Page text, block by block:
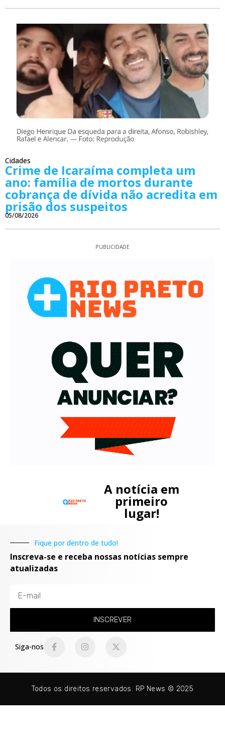
Cidades
Crime de Icaraíma completa um
ano: família de mortos durante
cobrança de dívida não acredita em
prisão dos suspeitos
05/08/2026
PUBLICIDADE
A notícia em
primeiro
lugar!
Fique por dentro de tudo!
Inscreva-se e receba nossas notícias sempre
atualizadas
INSCREVER
Siga-nos
Todos os direitos reservados. RP News © 2025